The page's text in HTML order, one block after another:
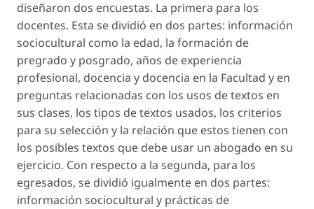
diseñaron dos encuestas. La primera para los
docentes. Esta se dividió en dos partes: información
sociocultural como la edad, la formación de
pregrado y posgrado, años de experiencia
profesional, docencia y docencia en la Facultad y en
preguntas relacionadas con los usos de textos en
sus clases, los tipos de textos usados, los criterios
para su selección y la relación que estos tienen con
los posibles textos que debe usar un abogado en su
ejercicio. Con respecto a la segunda, para los
egresados, se dividió igualmente en dos partes:
información sociocultural y prácticas de